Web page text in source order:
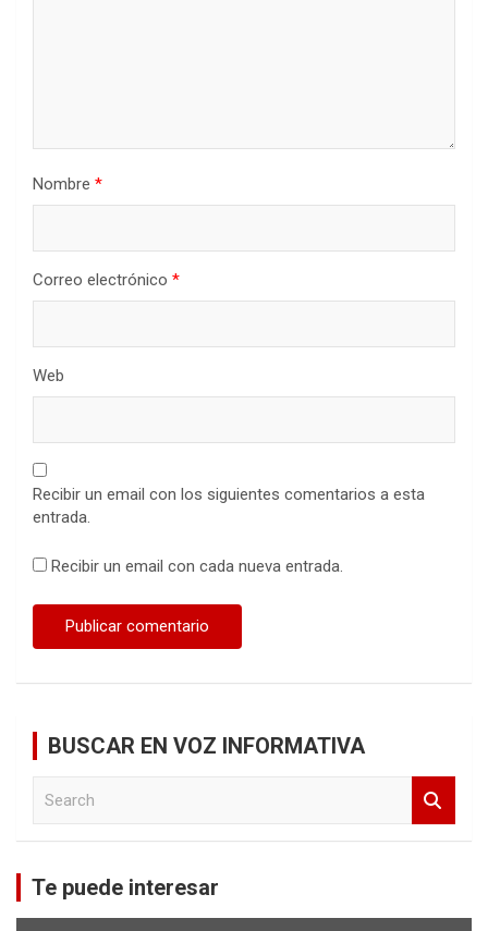
Nombre *
Correo electrónico *
Web
Recibir un email con los siguientes comentarios a esta
entrada.
Recibir un email con cada nueva entrada.
BUSCAR EN VOZ INFORMATIVA
c
h
Te puede interesar